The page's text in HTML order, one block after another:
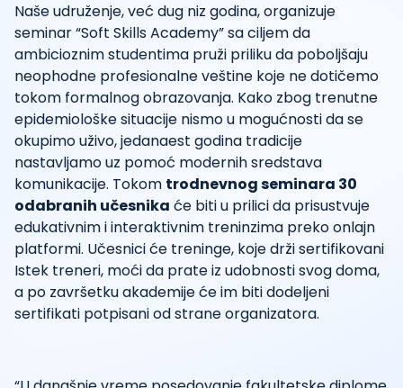
Naše udruženje, već dug niz godina, organizuje
seminar “Soft Skills Academy” sa ciljem da
ambicioznim studentima pruži priliku da poboljšaju
neophodne profesionalne veštine koje ne dotičemo
tokom formalnog obrazovanja. Kako zbog trenutne
epidemiološke situacije nismo u mogućnosti da se
okupimo uživo, jedanaest godina tradicije
nastavljamo uz pomoć modernih sredstava
komunikacije. Tokom trodnevnog seminara 30
odabranih učesnika će biti u prilici da prisustvuje
edukativnim i interaktivnim treninzima preko onlajn
platformi. Učesnici će treninge, koje drži sertifikovani
Istek treneri, moći da prate iz udobnosti svog doma,
a po završetku akademije će im biti dodeljeni
sertifikati potpisani od strane organizatora.